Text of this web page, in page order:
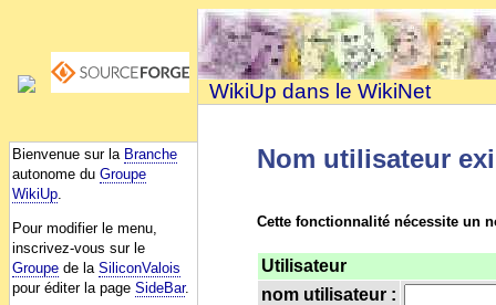
Bienvenue sur la Branche
autonome du Groupe
WikiUp.
Pour modifier le menu,
inscrivez-vous sur le
Groupe de la SiliconValois
pour éditer la page SideBar.
WikiUp dans le WikiNet
Nom utilisateur
Cette fonctionnalité nécessite un
Utilisateur
nom utilisateur :